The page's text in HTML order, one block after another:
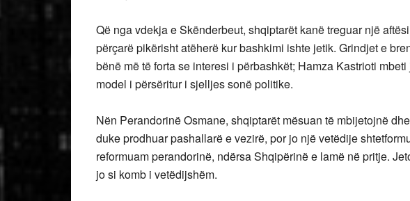
Që nga vdekja e Skënderbeut, shqiptarët kanë treguar një
përçarë pikërisht atëherë kur bashkimi ishte jetik. Grindjet e
bënë më të forta se interesi i përbashkët; Hamza Kastrioti
model i përsëritur i sjelljes sonë politike.
Nën Perandorinë Osmane, shqiptarët mësuan të mbijetojnë
duke prodhuar pashallarë e vezirë, por jo një vetëdije
reformuam perandorinë, ndërsa Shqipërinë e lamë në pritje.
jo si komb i vetëdijshëm.